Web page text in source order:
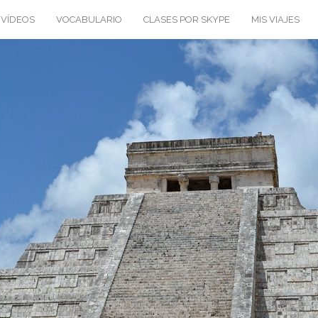
VÍDEOS VOCABULARIO CLASES POR SKYPE MIS VIAJES